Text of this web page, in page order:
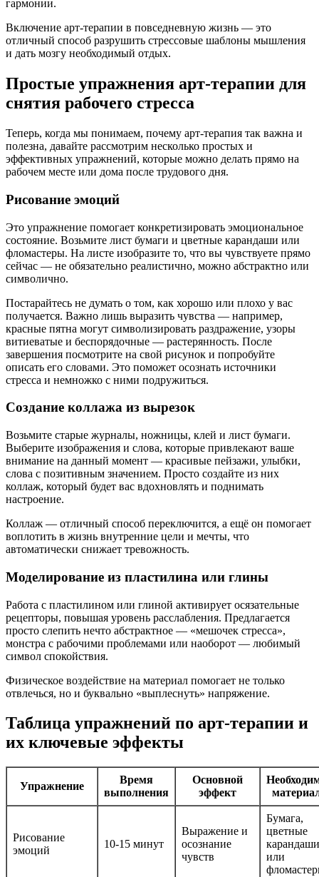
гармонии.
Включение арт-терапии в повседневную жизнь — это
отличный способ разрушить стрессовые шаблоны мышления
и дать мозгу необходимый отдых.
Простые упражнения арт-терапии для
снятия рабочего стресса
Теперь, когда мы понимаем, почему арт-терапия так важна и
полезна, давайте рассмотрим несколько простых и
эффективных упражнений, которые можно делать прямо на
рабочем месте или дома после трудового дня.
Рисование эмоций
Это упражнение помогает конкретизировать эмоциональное
состояние. Возьмите лист бумаги и цветные карандаши или
фломастеры. На листе изобразите то, что вы чувствуете прямо
сейчас — не обязательно реалистично, можно абстрактно или
символично.
Постарайтесь не думать о том, как хорошо или плохо у вас
получается. Важно лишь выразить чувства — например,
красные пятна могут символизировать раздражение, узоры
витиеватые и беспорядочные — растерянность. После
завершения посмотрите на свой рисунок и попробуйте
описать его словами. Это поможет осознать источники
стресса и немножко с ними подружиться.
Создание коллажа из вырезок
Возьмите старые журналы, ножницы, клей и лист бумаги.
Выберите изображения и слова, которые привлекают ваше
внимание на данный момент — красивые пейзажи, улыбки,
слова с позитивным значением. Просто создайте из них
коллаж, который будет вас вдохновлять и поднимать
настроение.
Коллаж — отличный способ переключится, а ещё он помогает
воплотить в жизнь внутренние цели и мечты, что
автоматически снижает тревожность.
Моделирование из пластилина или глины
Работа с пластилином или глиной активирует осязательные
рецепторы, повышая уровень расслабления. Предлагается
просто слепить нечто абстрактное — «мешочек стресса»,
монстра с рабочими проблемами или наоборот — любимый
символ спокойствия.
Физическое воздействие на материал помогает не только
отвлечься, но и буквально «выплеснуть» напряжение.
Таблица упражнений по арт-терапии и
их ключевые эффекты
Упражнение
Время
выполнения
Основной
эффект
Рисование
эмоций
10-15 минут
Выражение и
осознание
чувств
Бумага,
цветные
карандаши
или